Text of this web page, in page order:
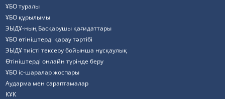
ҰБО туралы
ҰБО құрылымы
ЭЫДҰ-ның Басқарушы қағидаттары
ҰБО өтініштерді қарау тәртібі
ЭЫДҰ тиісті тексеру бойынша нұсқаулық
Өтініштерді онлайн түрінде беру
ҰБО іс-шаралар жоспары
Аударма мен сараптамалар
КҰК